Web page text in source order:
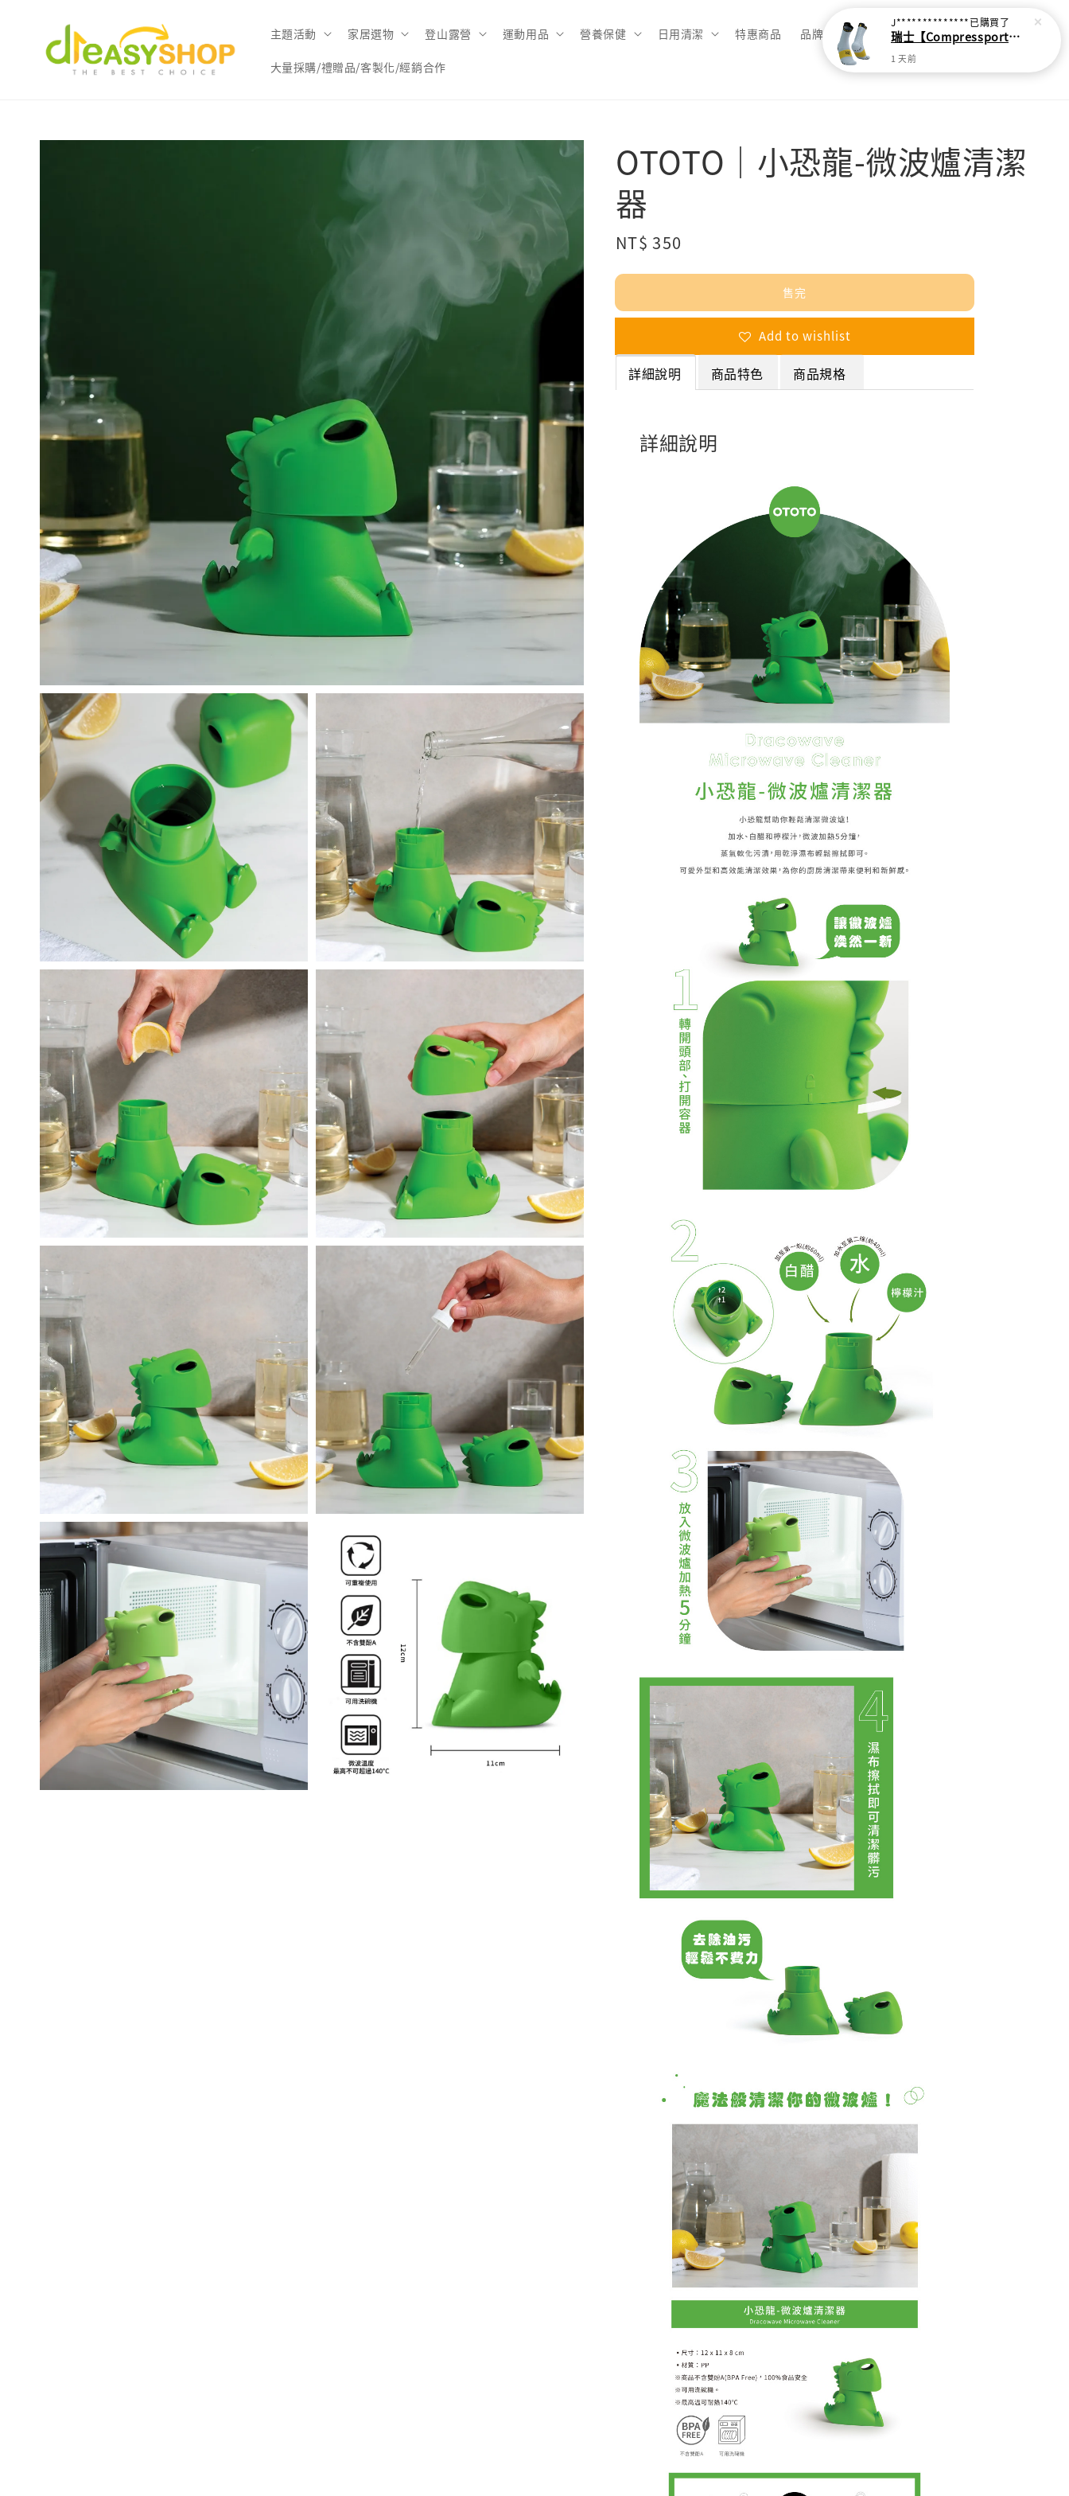
主題活動 家居選物 登山露營 運動用品 營養保健 日用清潔 特惠商品 品牌總覽
大量採購/禮贈品/客製化/經銷合作
OTOTO｜小恐龍-微波爐清潔
器
Regular
NT$ 350
售完
Add to wishlist
詳細說明 商品特色 商品規格
詳細說明
J**************已購買了
瑞士【Compressport】V4 越野跑襪(2024新色)
1 天前